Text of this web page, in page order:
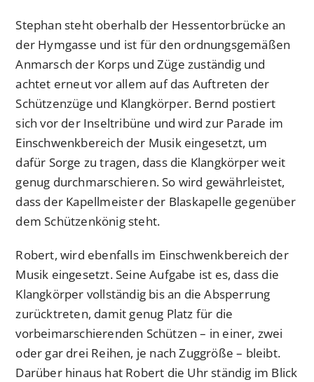
Stephan steht oberhalb der Hessentorbrücke an
der Hymgasse und ist für den ordnungsgemäßen
Anmarsch der Korps und Züge zuständig und
achtet erneut vor allem auf das Auftreten der
Schützenzüge und Klangkörper. Bernd postiert
sich vor der Inseltribüne und wird zur Parade im
Einschwenkbereich der Musik eingesetzt, um
dafür Sorge zu tragen, dass die Klangkörper weit
genug durchmarschieren. So wird gewährleistet,
dass der Kapellmeister der Blaskapelle gegenüber
dem Schützenkönig steht.
Robert, wird ebenfalls im Einschwenkbereich der
Musik eingesetzt. Seine Aufgabe ist es, dass die
Klangkörper vollständig bis an die Absperrung
zurücktreten, damit genug Platz für die
vorbeimarschierenden Schützen – in einer, zwei
oder gar drei Reihen, je nach Zuggröße – bleibt.
Darüber hinaus hat Robert die Uhr ständig im Blick